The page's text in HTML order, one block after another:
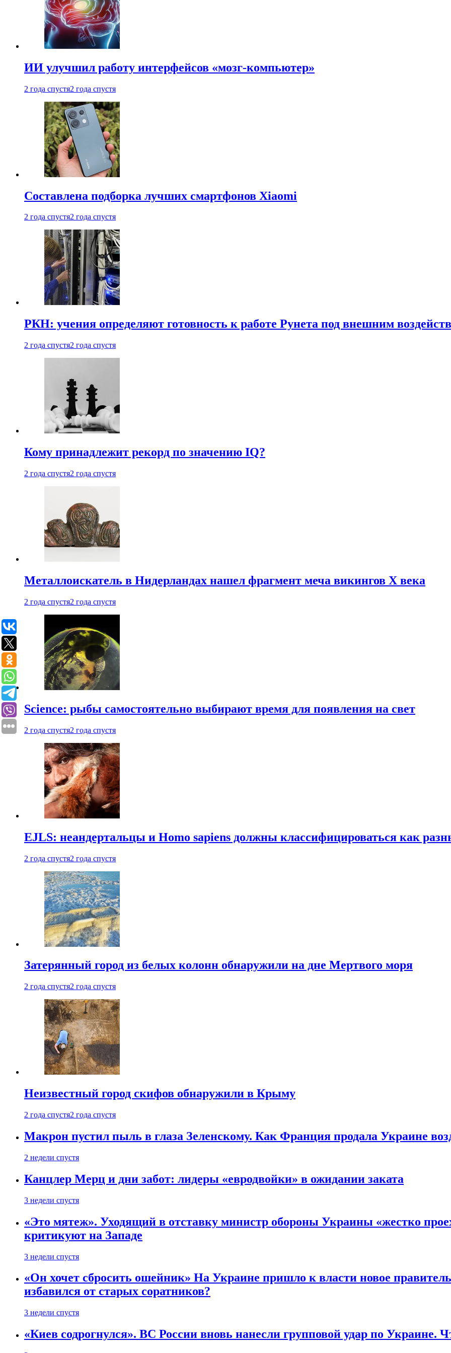
ИИ улучшил работу интерфейсов «мозг-компьютер»
2 года спустя2 года спустя
Составлена подборка лучших смартфонов Xiaomi
2 года спустя2 года спустя
РКН: учения определяют готовность к работе Рунета под внешним
2 года спустя2 года спустя
Кому принадлежит рекорд по значению IQ?
2 года спустя2 года спустя
Металлоискатель в Нидерландах нашел фрагмент меча викингов X века
2 года спустя2 года спустя
Science: рыбы самостоятельно выбирают время для появления на свет
2 года спустя2 года спустя
EJLS: неандертальцы и Homo sapiens должны классифицироваться как
2 года спустя2 года спустя
Затерянный город из белых колонн обнаружили на дне Мертвого моря
2 года спустя2 года спустя
Неизвестный город скифов обнаружили в Крыму
2 года спустя2 года спустя
Макрон пустил пыль в глаза Зеленскому. Как Франция продала Украине
2 недели спустя
Канцлер Мерц и дни забот: лидеры «евродвойки» в ожидании заката
3 недели спустя
«Это мятеж». Уходящий в отставку министр обороны Украины «жестко
критикуют на Западе
3 недели спустя
«Он хочет сбросить ошейник» На Украине пришло к власти новое
избавился от старых соратников?
3 недели спустя
«Киев содрогнулся». ВС России вновь нанесли групповой удар по Украине.